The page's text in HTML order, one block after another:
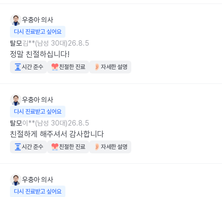
우충아의사
다시 진료받고 싶어요
탈모김**(남성 30대)26.8.5
정말 친절하십니다!
시간 준수 친절한 진료 자세한 설명
우충아의사
다시 진료받고 싶어요
탈모이**(남성 30대)26.8.5
친절하게 해주셔서 감사합니다
시간 준수 친절한 진료 자세한 설명
우충아의사
다시 진료받고 싶어요